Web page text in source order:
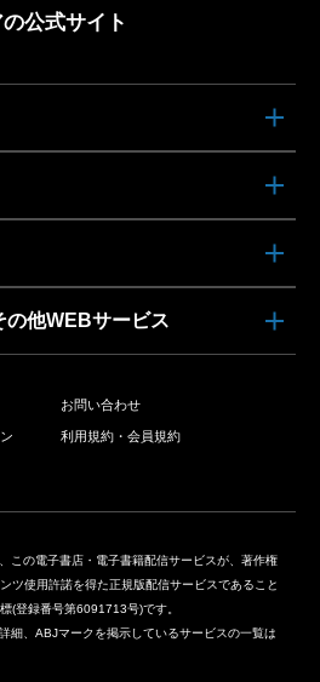
公式サイト
の他WEBサービス
お問い合わせ
利用規約・会員規約
この電子書店・電子書籍配信サービスが、著作権
ツ使用許諾を得た正規版配信サービスであること
(登録番号第6091713号)です。
細、ABJマークを掲示しているサービスの一覧は